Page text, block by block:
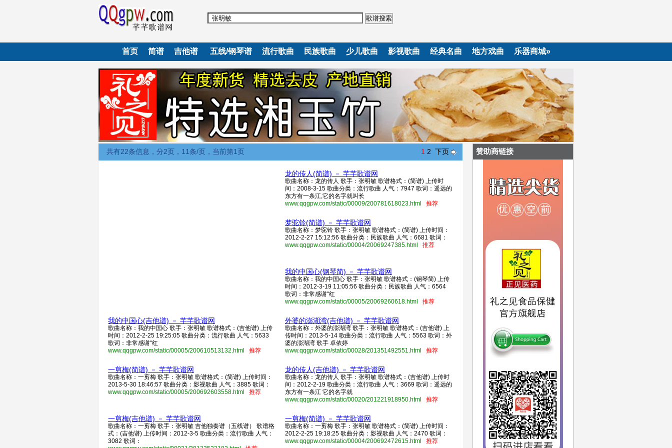
歌谱搜索
首页 简谱 吉他谱 五线/钢琴谱 流行歌曲 民族歌曲 少儿歌曲 影视歌曲 经典名曲 地方戏曲 乐器商城»
共有22条信息，分2页，11条/页，当前第1页 1 2 下页
龙的传人(简谱) － 芊芊歌谱网
歌曲名称：龙的传人 歌手：张明敏 歌谱格式：(简谱) 上传时
间：2008-3-15 歌曲分类：流行歌曲 人气：7947 歌词：遥远的
东方有一条江,它的名字就叫长
www.qqgpw.com/static/00009/200781618023.html 推荐
梦驼铃(简谱) － 芊芊歌谱网
歌曲名称：梦驼铃 歌手：张明敏 歌谱格式：(简谱) 上传时间：
2012-2-27 15:12:56 歌曲分类：民族歌曲 人气：6681 歌词：
www.qqgpw.com/static/00004/20069247385.html 推荐
我的中国心(钢琴简) － 芊芊歌谱网
歌曲名称：我的中国心 歌手：张明敏 歌谱格式：(钢琴简) 上传
时间：2012-3-19 11:05:56 歌曲分类：民族歌曲 人气：6564
歌词：非常感谢“红
www.qqgpw.com/static/00005/20069260618.html 推荐
我的中国心(吉他谱) － 芊芊歌谱网
歌曲名称：我的中国心 歌手：张明敏 歌谱格式：(吉他谱) 上传
时间：2012-2-25 19:25:05 歌曲分类：流行歌曲 人气：5633
歌词：非常感谢“红
www.qqgpw.com/static/00005/200610513132.html 推荐
外婆的澎湖湾(吉他谱) － 芊芊歌谱网
歌曲名称：外婆的澎湖湾 歌手：张明敏 歌谱格式：(吉他谱) 上
传时间：2013-5-14 歌曲分类：流行歌曲 人气：5563 歌词：外
婆的澎湖湾 歌手 卓依婷
www.qqgpw.com/static/00028/201351492551.html 推荐
一剪梅(简谱) － 芊芊歌谱网
歌曲名称：一剪梅 歌手：张明敏 歌谱格式：(简谱) 上传时间：
2013-5-30 18:46:57 歌曲分类：影视歌曲 人气：3885 歌词：
www.qqgpw.com/static/00005/200692603558.html 推荐
龙的传人(吉他谱) － 芊芊歌谱网
歌曲名称：龙的传人 歌手：张明敏 歌谱格式：(吉他谱) 上传时
间：2012-2-19 歌曲分类：流行歌曲 人气：3669 歌词：遥远的
东方有一条江 它的名字就
www.qqgpw.com/static/00020/201221918950.html 推荐
一剪梅(吉他谱) － 芊芊歌谱网
歌曲名称：一剪梅 歌手：张明敏 吉他独奏谱（五线谱） 歌谱格
式：(吉他谱) 上传时间：2012-3-5 歌曲分类：流行歌曲 人气：
3082 歌词：
一剪梅(简谱) － 芊芊歌谱网
歌曲名称：一剪梅 歌手：张明敏 歌谱格式：(简谱) 上传时间：
2012-2-25 19:18:25 歌曲分类：影视歌曲 人气：2470 歌词：
www.qqgpw.com/static/00004/200692472615.html 推荐
赞助商链接